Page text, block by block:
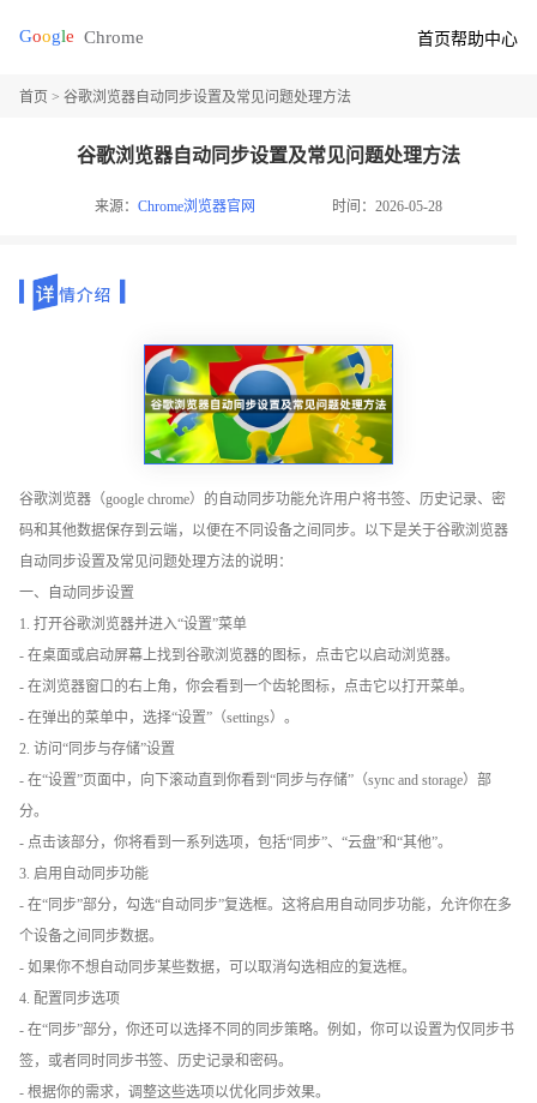
首页帮助中心
首页 > 谷歌浏览器自动同步设置及常见问题处理方法
谷歌浏览器自动同步设置及常见问题处理方法
来源：Chrome浏览器官网 时间：2026-05-28
谷歌浏览器（google chrome）的自动同步功能允许用户将书签、历史记录、密
码和其他数据保存到云端，以便在不同设备之间同步。以下是关于谷歌浏览器
自动同步设置及常见问题处理方法的说明：
一、自动同步设置
1. 打开谷歌浏览器并进入“设置”菜单
- 在桌面或启动屏幕上找到谷歌浏览器的图标，点击它以启动浏览器。
- 在浏览器窗口的右上角，你会看到一个齿轮图标，点击它以打开菜单。
- 在弹出的菜单中，选择“设置”（settings）。
2. 访问“同步与存储”设置
- 在“设置”页面中，向下滚动直到你看到“同步与存储”（sync and storage）部
分。
- 点击该部分，你将看到一系列选项，包括“同步”、“云盘”和“其他”。
3. 启用自动同步功能
- 在“同步”部分，勾选“自动同步”复选框。这将启用自动同步功能，允许你在多
个设备之间同步数据。
- 如果你不想自动同步某些数据，可以取消勾选相应的复选框。
4. 配置同步选项
- 在“同步”部分，你还可以选择不同的同步策略。例如，你可以设置为仅同步书
签，或者同时同步书签、历史记录和密码。
- 根据你的需求，调整这些选项以优化同步效果。